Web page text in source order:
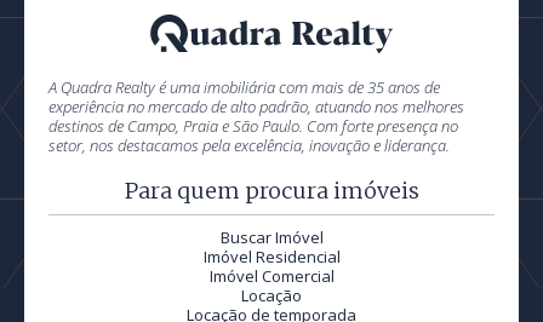
A Quadra Realty é uma imobiliária com mais de 35 anos de
experiência no mercado de alto padrão, atuando nos melhores
destinos de Campo, Praia e São Paulo. Com forte presença no
setor, nos destacamos pela excelência, inovação e liderança.
Para quem procura imóveis
Buscar Imóvel
Imóvel Residencial
Imóvel Comercial
Locação
Locação de temporada